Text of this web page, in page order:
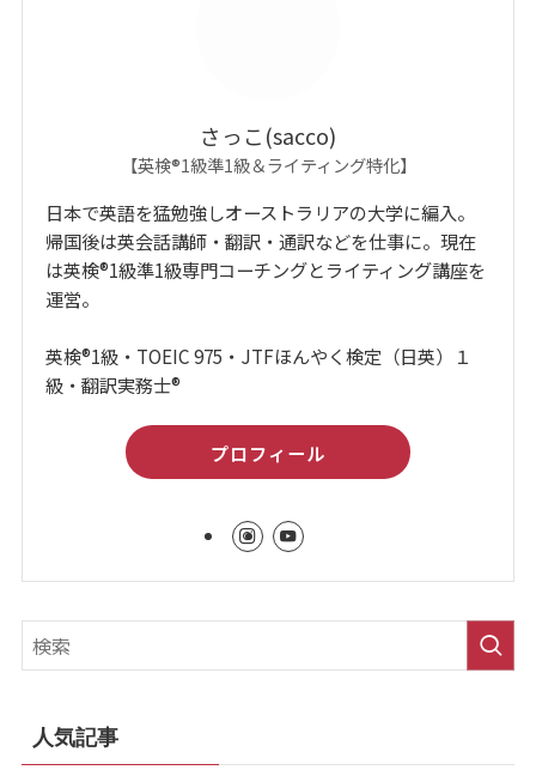
さっこ(sacco)
【英検®1級準1級＆ライティング特化】
日本で英語を猛勉強しオーストラリアの大学に編入。
帰国後は英会話講師・翻訳・通訳などを仕事に。現在
は英検®1級準1級専門コーチングとライティング講座を
運営。
英検®1級・TOEIC 975・JTFほんやく検定（日英）１
級・翻訳実務士®
プロフィール
人気記事